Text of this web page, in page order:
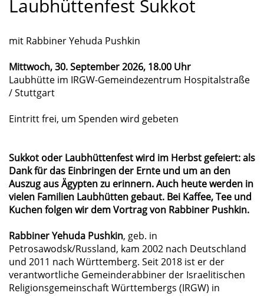
Laubhüttenfest Sukkot
mit Rabbiner Yehuda Pushkin
Mittwoch, 30. September 2026, 18.00 Uhr
Laubhütte im IRGW-Gemeindezentrum Hospitalstraße
/ Stuttgart
Eintritt frei, um Spenden wird gebeten
Sukkot oder Laubhüttenfest wird im Herbst gefeiert: als
Dank für das Einbringen der Ernte und um an den
Auszug aus Ägypten zu erinnern. Auch heute werden in
vielen Familien Laubhütten gebaut. Bei Kaffee, Tee und
Kuchen folgen wir dem Vortrag von Rabbiner Pushkin.
Rabbiner Yehuda Pushkin, geb. in
Petrosawodsk/Russland, kam 2002 nach Deutschland
und 2011 nach Württemberg. Seit 2018 ist er der
verantwortliche Gemeinderabbiner der Israelitischen
Religionsgemeinschaft Württembergs (IRGW) in